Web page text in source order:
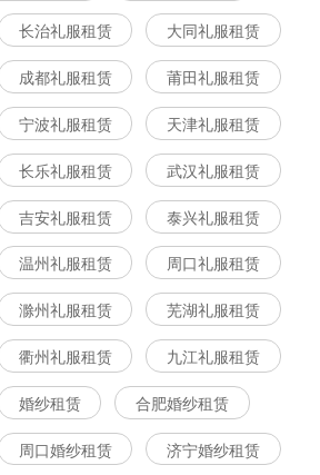
长治礼服租赁 大同礼服租赁
成都礼服租赁 莆田礼服租赁
宁波礼服租赁 天津礼服租赁
长乐礼服租赁 武汉礼服租赁
吉安礼服租赁 泰兴礼服租赁
温州礼服租赁 周口礼服租赁
滁州礼服租赁 芜湖礼服租赁
衢州礼服租赁 九江礼服租赁
婚纱租赁 合肥婚纱租赁
周口婚纱租赁 济宁婚纱租赁